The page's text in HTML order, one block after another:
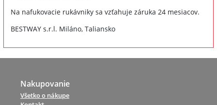
Na nafukovacie rukávniky sa vzťahuje záruka 24 mesiacov.
BESTWAY s.r.l. Miláno, Taliansko
Nakupovanie
Všetko o nákupe